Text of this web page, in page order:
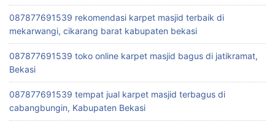
087877691539 rekomendasi karpet masjid terbaik di
mekarwangi, cikarang barat kabupaten bekasi
087877691539 toko online karpet masjid bagus di jatikramat,
Bekasi
087877691539 tempat jual karpet masjid terbagus di
cabangbungin, Kabupaten Bekasi